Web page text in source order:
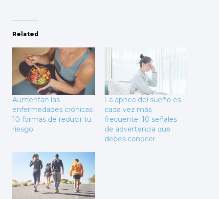
Related
Aumentan las
enfermedades crónicas:
10 formas de reducir tu
riesgo
La apnea del sueño es
cada vez más
frecuente: 10 señales
de advertencia que
debes conocer